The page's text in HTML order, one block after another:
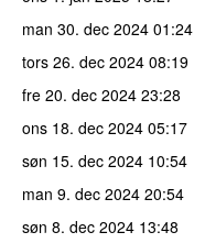
man 30. dec 2024 01:24
tors 26. dec 2024 08:19
fre 20. dec 2024 23:28
ons 18. dec 2024 05:17
søn 15. dec 2024 10:54
man 9. dec 2024 20:54
søn 8. dec 2024 13:48